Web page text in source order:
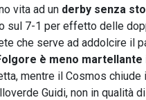
vita ad un derby senza
sul 7-1 per effetto delle
che serve ad addolcire il
è meno martellante
mentre il Cosmos chiude
Guidi, non in qualità di